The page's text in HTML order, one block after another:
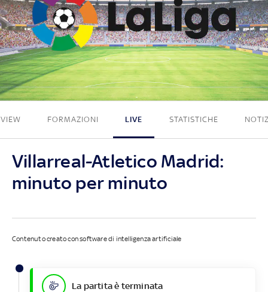
5 - 1
FORMAZIONI LIVE STATISTICHE
Villarreal-Atletico Madrid:
minuto per minuto
Contenuto creato con software di intelligenza artificiale
La partita è terminata